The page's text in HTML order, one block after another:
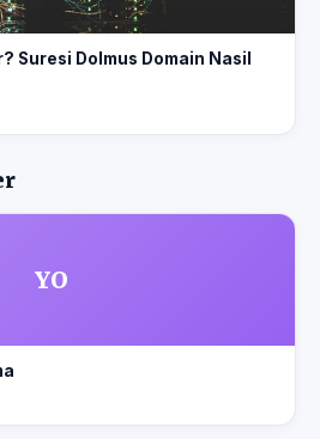
Suresi Dolmus Domain Nasil
YO